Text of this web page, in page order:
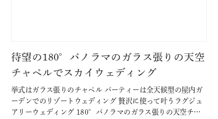
待望の180°パノラマのガラス張りの天空
チャペルでスカイウェディング
挙式はガラス張りのチャペル パーティーは全天候型の屋内ガ
ーデンでのリゾートウェディング 贅沢に使って叶うラグジュ
アリーウェディング 180°パノラマのガラス張りの天空チャ